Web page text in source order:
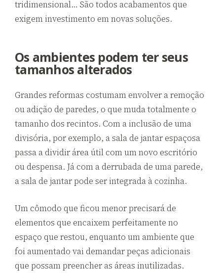
tridimensional… São todos acabamentos que
exigem investimento em novas soluções.
Os ambientes podem ter seus
tamanhos alterados
Grandes reformas costumam envolver a remoção
ou adição de paredes, o que muda totalmente o
tamanho dos recintos. Com a inclusão de uma
divisória, por exemplo, a sala de jantar espaçosa
passa a dividir área útil com um novo escritório
ou despensa. Já com a derrubada de uma parede,
a sala de jantar pode ser integrada à cozinha.
Um cômodo que ficou menor precisará de
elementos que encaixem perfeitamente no
espaço que restou, enquanto um ambiente que
foi aumentado vai demandar peças adicionais
que possam preencher as áreas inutilizadas.